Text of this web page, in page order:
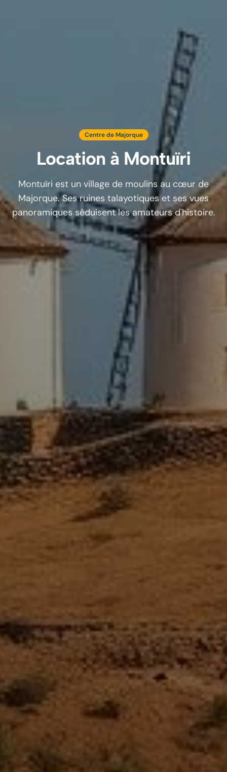
Centre de Majorque
Location à Montuïri
Montuïri est un village de moulins au cœur de
Majorque. Ses ruines talayotiques et ses vues
panoramiques séduisent les amateurs d'histoire.